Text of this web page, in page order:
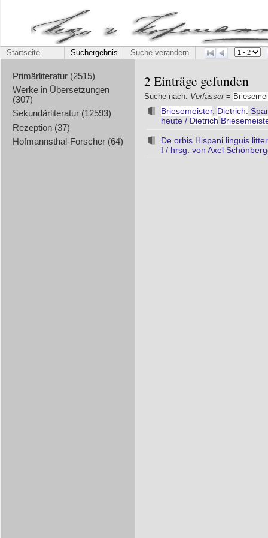
Startseite Suchergebnis Suche verändern
Primärliteratur (2515)
Werke in Übersetzungen
(307)
Sekundärliteratur (12593)
Rezeption (37)
Hofmannsthal-Forscher (64)
2 Einträge gefunden
Suche nach: Verfasser=
Briesemeister, Dietrich:
heute / Dietrich
De orbis Hispani linguis
I / hrsg. von Axel